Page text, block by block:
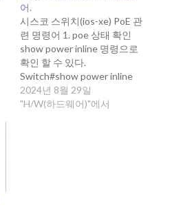
어.
시스코 스위치(ios-xe) PoE 관
련 명령어 1. poe 상태 확인
show power inline 명령으로
확인 할 수 있다.
Switch#show power inline
Module Available Used
Remaining (Watts) (Watts)
2024년 8월 29일
"H/W(하드웨어)"에서